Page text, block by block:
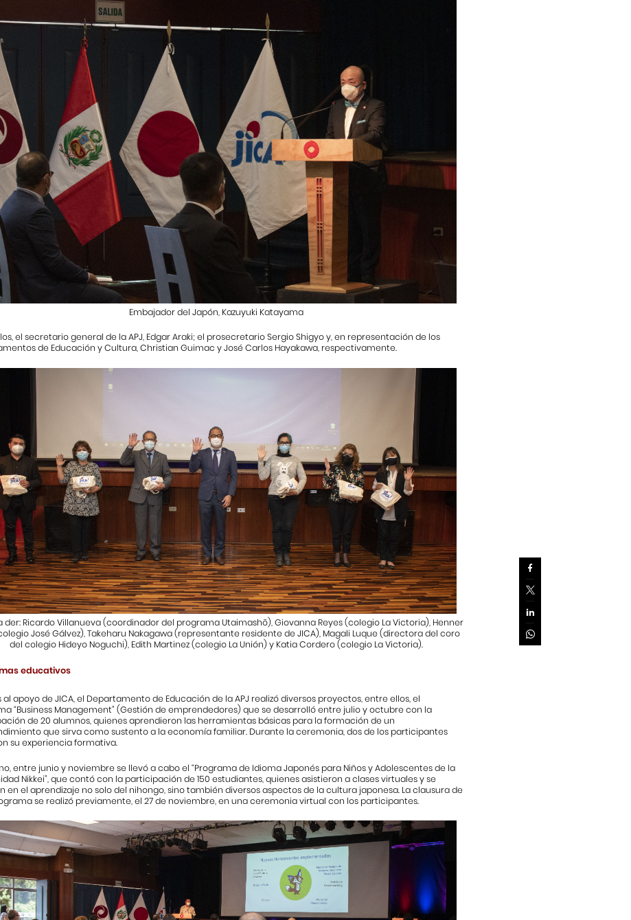
Embajador del Japón, Kazuyuki Katayama
el secretario general de la APJ, Edgar Araki; el prosecretario Sergio Shigyo y, en representación de los
de Educación y Cultura, Christian Guimac y José Carlos Hayakawa, respectivamente.
der: Ricardo Villanueva (coordinador del programa Utaimashō), Giovanna Reyes (colegio La Victoria), Henner
José Gálvez), Takeharu Nakagawa (representante residente de JICA), Magali Luque (directora del coro
del colegio Hideyo Noguchi), Edith Martinez (colegio La Unión) y Katia Cordero (colegio La Victoria).
educativos
al apoyo de JICA, el Departamento de Educación de la APJ realizó diversos proyectos, entre ellos, el
“Business Management” (Gestión de emprendedores) que se desarrolló entre julio y octubre con la
de 20 alumnos, quienes aprendieron las herramientas básicas para la formación de un
que sirva como sustento a la economía familiar. Durante la ceremonia, dos de los participantes
su experiencia formativa.
entre junio y noviembre se llevó a cabo el “Programa de Idioma Japonés para Niños y Adolescentes de la
Nikkei”, que contó con la participación de 150 estudiantes, quienes asistieron a clases virtuales y se
en el aprendizaje no solo del nihongo, sino también diversos aspectos de la cultura japonesa. La clausura de
se realizó previamente, el 27 de noviembre, en una ceremonia virtual con los participantes.